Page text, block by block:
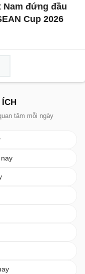
Nam đứng đầu
Cup 2026
tâm mỗi ngày